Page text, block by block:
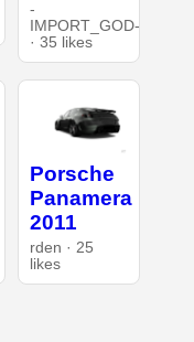
-
IMPORT_GOD-
· 35 likes
Porsche
Panamera
2011
rden · 25
likes